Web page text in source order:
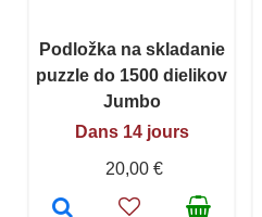
Podložka na skladanie
puzzle do 1500 dielikov
Jumbo
Dans 14 jours
20,00 €